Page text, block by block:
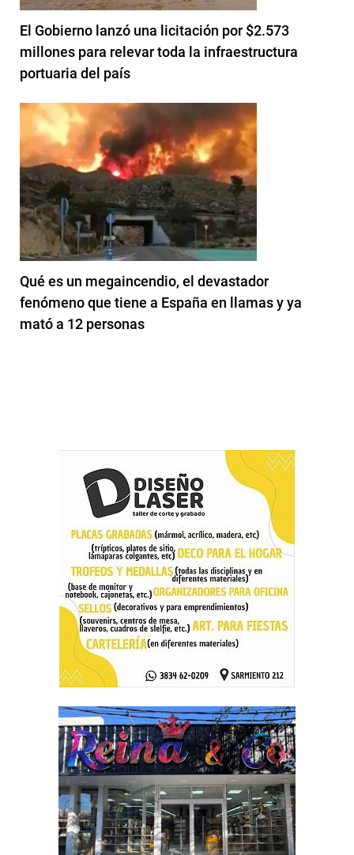
El Gobierno lanzó una licitación por $2.573
millones para relevar toda la infraestructura
portuaria del país
Qué es un megaincendio, el devastador
fenómeno que tiene a España en llamas y ya
mató a 12 personas